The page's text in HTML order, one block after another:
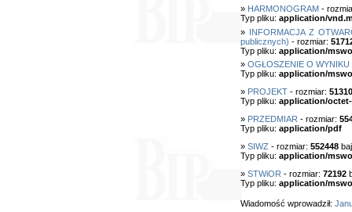
» HARMONOGRAM-
Typ pliku: application/
» INFORMACJA Z
publicznych) - rozmiar:
Typ pliku: application/
» OGŁOSZENIE O WYNIKU
Typ pliku: application/
» PROJEKT- rozmiar:
Typ pliku: application/
» PRZEDMIAR - rozmiar:
Typ pliku: application/pdf
» SIWZ - rozmiar: 552448
Typ pliku: application/
» STWiOR - rozmiar: 72192
Typ pliku: application/
Wiadomość wprowadził: